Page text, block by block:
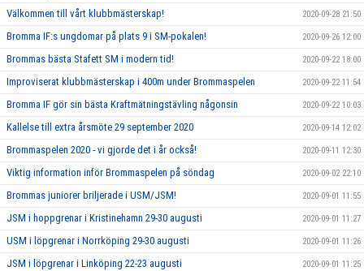
Välkommen till vårt klubbmästerskap! 2020-09-28 21:50
Bromma IF:s ungdomar på plats 9 i SM-pokalen! 2020-09-26 12:00
Brommas bästa Stafett SM i modern tid! 2020-09-22 18:00
Improviserat klubbmästerskap i 400m under Brommaspelen 2020-09-22 11:54
Bromma IF gör sin bästa Kraftmätningstävling någonsin 2020-09-22 10:03
Kallelse till extra årsmöte 29 september 2020 2020-09-14 12:02
Brommaspelen 2020 - vi gjorde det i år också! 2020-09-11 12:30
Viktig information inför Brommaspelen på söndag 2020-09-02 22:10
Brommas juniorer briljerade i USM/JSM! 2020-09-01 11:55
JSM i hoppgrenar i Kristinehamn 29-30 augusti 2020-09-01 11:27
USM i löpgrenar i Norrköping 29-30 augusti 2020-09-01 11:26
JSM i löpgrenar i Linköping 22-23 augusti 2020-09-01 11:25